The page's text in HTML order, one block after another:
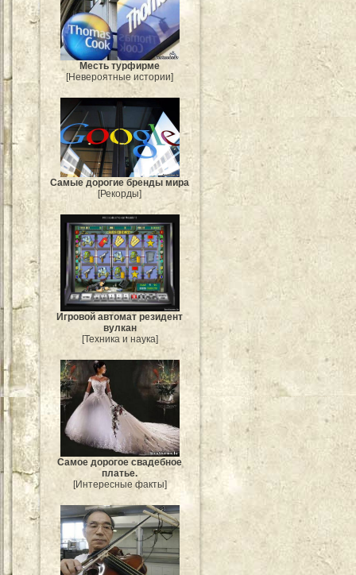
Месть турфирме
[Невероятные истории]
Самые дорогие бренды мира
[Рекорды]
Игровой автомат резидент
вулкан
[Техника и наука]
Самое дорогое свадебное
платье.
[Интересные факты]